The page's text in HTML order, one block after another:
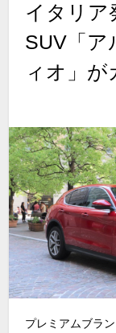
イタリア
SUV「ア
ィオ」が
プレミアムブラ